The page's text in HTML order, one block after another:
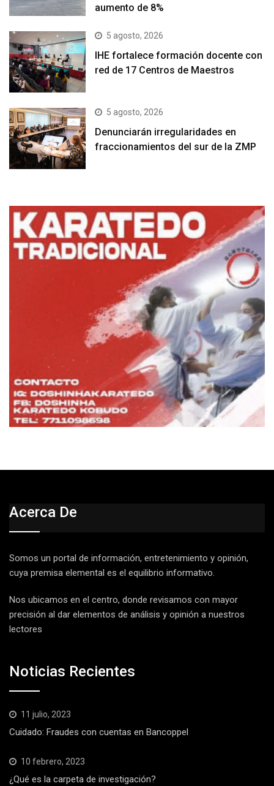
aumento de 8%
5 agosto, 2026
IHE fortalece formación docente con
red de 17 Centros de Maestros
5 agosto, 2026
Denunciarán irregularidades en
fraccionamientos del sur de la ZMP
Acerca De
Somos un portal de información, entretenimiento y opinión,
cuya premisa elemental es el equilibrio informativo.
Nos ubicamos en el centro, donde revisamos con mayor
precisión al dar elementos de análisis y opinión a nuestros
lectores
Noticias Recientes
11 julio, 2023
Cuidado: Fraudes con cuentas en Bancoppel
10 febrero, 2023
¿Qué es la carpeta de investigación?